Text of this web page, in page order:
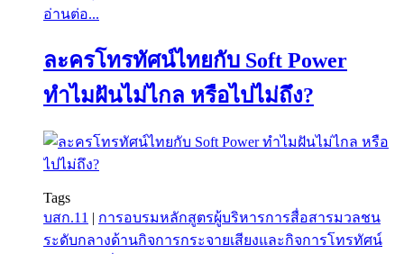
อ่านต่อ...
ละครโทรทัศน์ไทยกับ Soft Power
ทำไมฝันไม่ไกล หรือไปไม่ถึง?
Tags
บสก.11 | การอบรมหลักสูตรผู้บริหารการสื่อสารมวลชน
ระดับกลางด้านกิจการกระจายเสียงและกิจการโทรทัศน์